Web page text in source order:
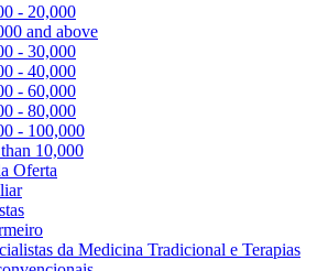
- 20,000
and above
- 30,000
- 40,000
- 60,000
- 80,000
- 100,000
10,000
Oferta
da Medicina Tradicional e Terapias